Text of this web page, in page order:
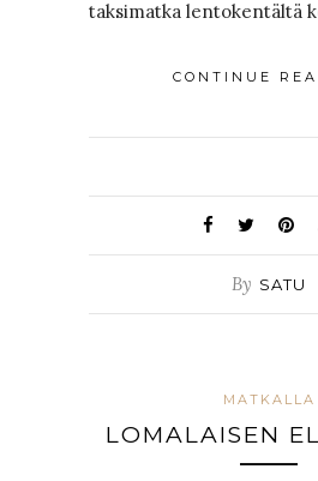
taksimatka lentokentältä
CONTINUE
By SATU
MATKALLA
LOMALAISEN